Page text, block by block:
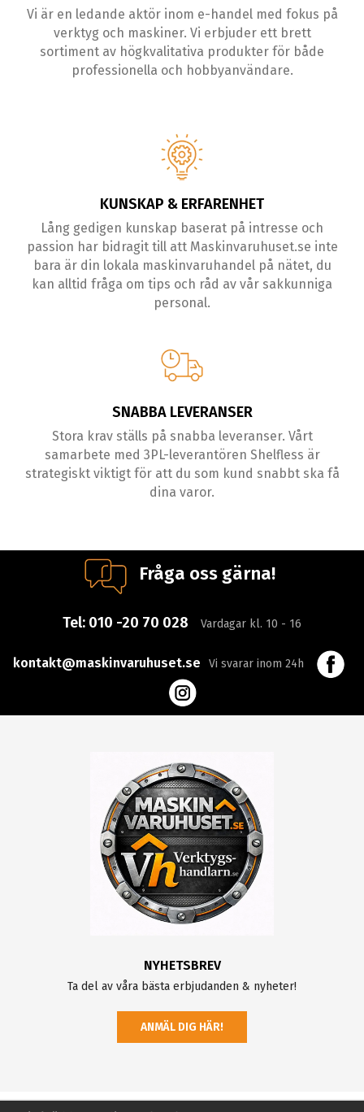
Vi är en ledande aktör inom e-handel med fokus på
verktyg och maskiner. Vi erbjuder ett brett
sortiment av högkvalitativa produkter för både
professionella och hobbyanvändare.
KUNSKAP & ERFARENHET
Lång gedigen kunskap baserat på intresse och
passion har bidragit till att Maskinvaruhuset.se inte
bara är din lokala maskinvaruhandel på nätet, du
kan alltid fråga om tips och råd av vår sakkunniga
personal.
SNABBA LEVERANSER
Stora krav ställs på snabba leveranser. Vårt
samarbete med 3PL-leverantören Shelfless är
strategiskt viktigt för att du som kund snabbt ska få
dina varor.
Fråga oss gärna!
Tel: 010 -20 70 028 Vardagar kl. 10 - 16
kontakt@maskinvaruhuset.se Vi svarar inom 24h
NYHETSBREV
Ta del av våra bästa erbjudanden & nyheter!
ANMÄL DIG HÄR!